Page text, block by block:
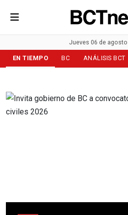
Jueves 06 de agosto
EN TIEMPO BC ANÁLISIS BCT